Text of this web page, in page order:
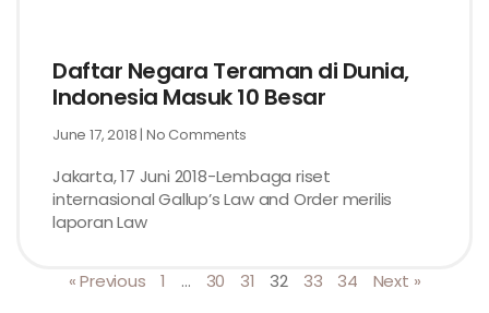
Daftar Negara Teraman di Dunia,
Indonesia Masuk 10 Besar
June 17, 2018 No Comments
Jakarta, 17 Juni 2018-Lembaga riset
internasional Gallup’s Law and Order merilis
laporan Law
« Previous 1 … 30 31 32 33 34 Next »